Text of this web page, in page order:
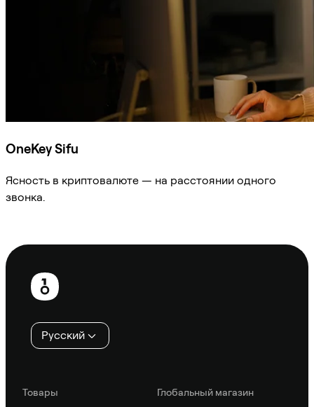
OneKey Sifu
Ясность в криптовалюте — на расстоянии одного
звонка.
Нижний
колонтитул
Русский
Товары
Глобальный магазин